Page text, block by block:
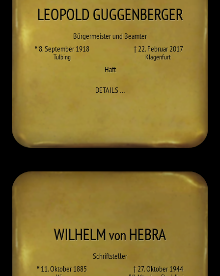
LEOPOLDGUGGENBERGER
Bürgermeister und Beamter
* 8. September 1918
Tulbing
† 22. Februar 2017
Klagenfurt
Haft
DETAILS…ZU LEOPOLD GUGGENBERGER
WILHELMvonHEBRA
Schriftsteller
* 11. Oktober 1885
† 27. Oktober 1944